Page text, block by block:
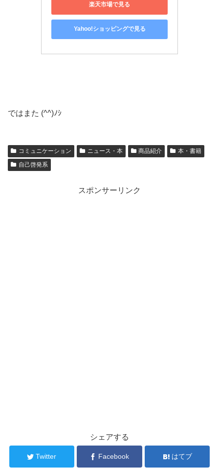
楽天市場で見る
Yahoo!ショッピングで見る
ではまた (^^)ﾉｼ
コミュニケーション ニュース・本 商品紹介
本・書籍
自己啓発系
スポンサーリンク
シェアする
Twitter Facebook はてブ